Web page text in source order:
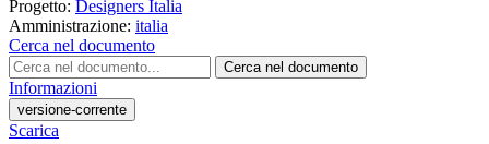
Progetto: Designers Italia
Amministrazione: italia
Cerca nel documento
Cerca nel documento
Informazioni
versione-corrente
Scarica